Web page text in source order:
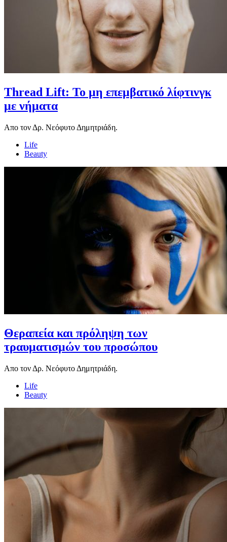
Thread Lift: Το μη επεμβατικό λίφτινγκ
με νήματα
Απο τον Δρ. Νεόφυτο Δημητριάδη.
Life
Beauty
Θεραπεία και πρόληψη των
τραυματισμών του προσώπου
Απο τον Δρ. Νεόφυτο Δημητριάδη.
Life
Beauty